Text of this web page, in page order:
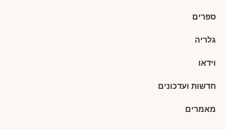
ספרים
גלריה
וידאו
חדשות ועדכונים
מאמרים